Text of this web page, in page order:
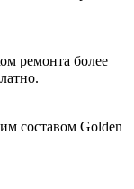
ремонта более
составом Golden